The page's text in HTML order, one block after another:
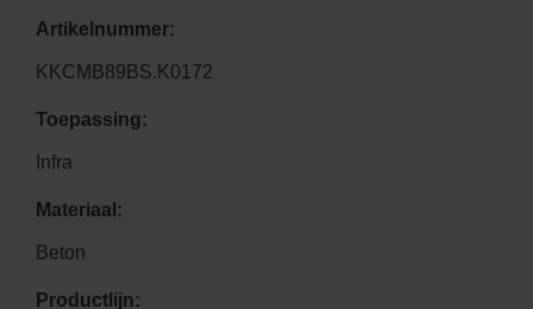
Artikelnummer:
KKCMB89BS.K0172
Toepassing:
Infra
Materiaal:
Beton
Productlijn: